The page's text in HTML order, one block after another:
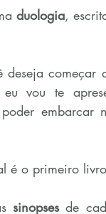
duologia
deseja começar
vou te
embarcar
é o primeiro
sinopses de